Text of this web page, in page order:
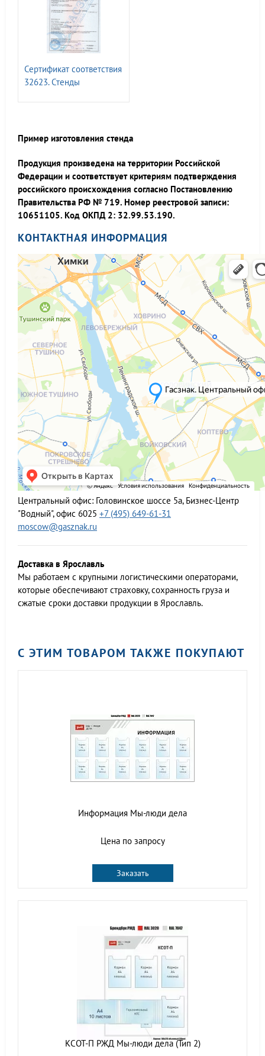
Сертификат соответствия
32623. Стенды
Пример изготовления стенда
Продукция произведена на территории Российской
Федерации и соответствует критериям подтверждения
российского происхождения согласно Постановлению
Правительства РФ № 719. Номер реестровой записи:
10651105. Код ОКПД 2: 32.99.53.190.
КОНТАКТНАЯ ИНФОРМАЦИЯ
Центральный офис: Головинское шоссе 5а, Бизнес-Центр
"Водный", офис 6025 +7 (495) 649-61-31
moscow@gasznak.ru
Доставка в Ярославль
Мы работаем c крупными логистическими операторами,
которые обеспечивают страховку, сохранность груза и
сжатые сроки доставки продукции в Ярославль.
С ЭТИМ ТОВАРОМ ТАКЖЕ ПОКУПАЮТ
Информация Мы-люди дела
Цена по запросу
Заказать
КСОТ-П РЖД Мы-люди дела (Тип 2)